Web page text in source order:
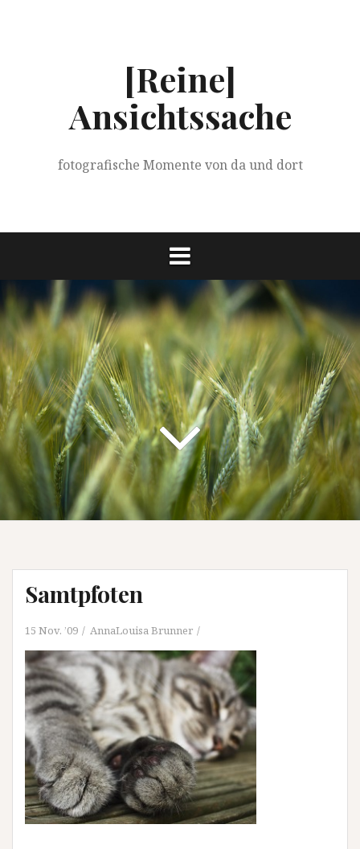
[Reine]
Ansichtssache
fotografische Momente von da und dort
Samtpfoten
15 Nov. ’09 AnnaLouisa Brunner